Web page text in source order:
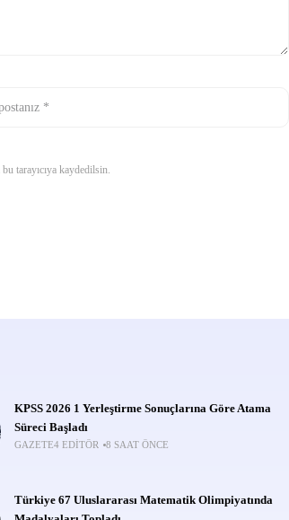
tarayıcıya kaydedilsin.
KPSS 2026 1 Yerleştirme Sonuçlarına Göre Atama
Süreci Başladı
GAZETE4 EDITÖR 8 SAAT ÖNCE
Türkiye 67 Uluslararası Matematik Olimpiyatında